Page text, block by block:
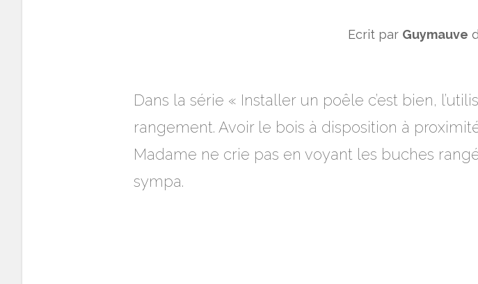
Ecrit par Guymauve
Dans la série « Installer un poêle c’est bien,
rangement. Avoir le bois à disposition à
Madame ne crie pas en voyant les buches
sympa.